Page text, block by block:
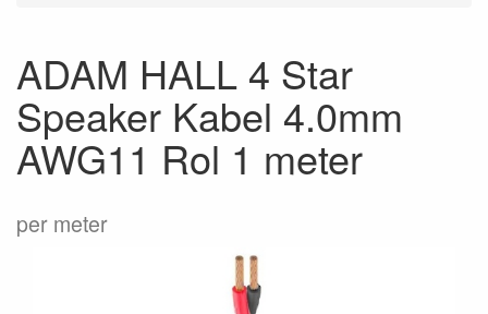
ADAM HALL 4 Star
Speaker Kabel 4.0mm
AWG11 Rol 1 meter
per meter